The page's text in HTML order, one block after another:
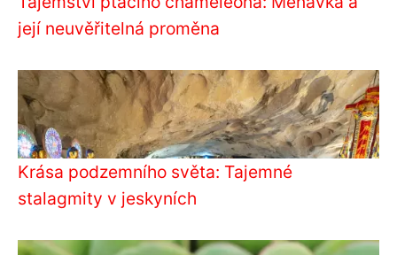
její neuvěřitelná proměna
Krása podzemního světa: Tajemné
stalagmity v jeskyních